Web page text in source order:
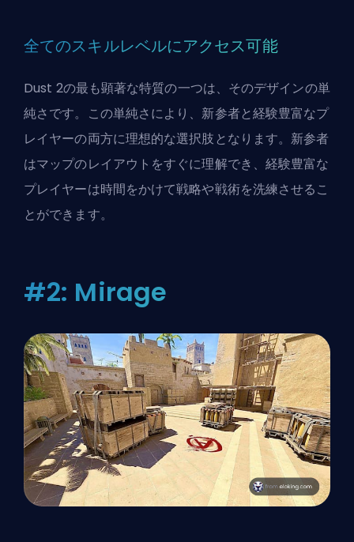
全てのスキルレベルにアクセス可能
Dust 2の最も顕著な特質の一つは、そのデザインの単
純さです。この単純さにより、新参者と経験豊富なプ
レイヤーの両方に理想的な選択肢となります。新参者
はマップのレイアウトをすぐに理解でき、経験豊富な
プレイヤーは時間をかけて戦略や戦術を洗練させるこ
とができます。
#2: Mirage